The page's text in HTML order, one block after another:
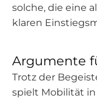
solche, die eine
klaren
Argumente
Trotz der
spielt Mobilität